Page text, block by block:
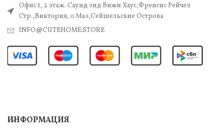
Офис 1, 2 этаж. Саунд энд Вижн Хаус,Френсис Рейчел
Стр.,Виктория, о.Маэ,Сейшельские Острова
INFO@CUTEHOME.STORE
ИНФОРМАЦИЯ